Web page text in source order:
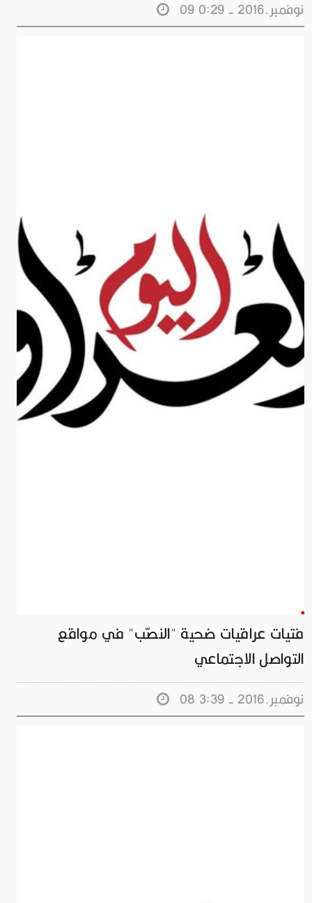
09 نوفمبر.2016 - 0:29
فتيات عراقيات ضحية "النصّب" في مواقع
التواصل الاجتماعي
08 نوفمبر.2016 - 3:39